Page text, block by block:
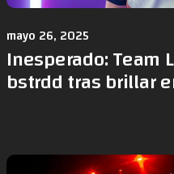
mayo 26, 2025
Inesperado: Team
bstrdd tras brillar